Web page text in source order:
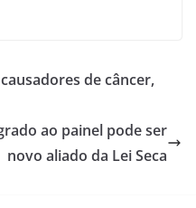
de câncer,
ao painel pode ser
novo aliado da Lei Seca